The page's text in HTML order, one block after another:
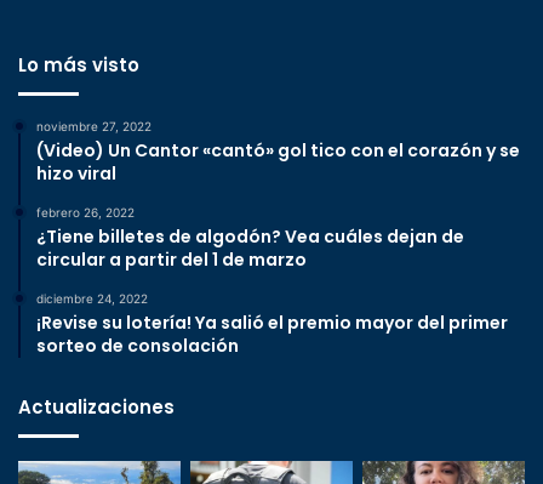
Lo más visto
noviembre 27, 2022
(Video) Un Cantor «cantó» gol tico con el corazón y se
hizo viral
febrero 26, 2022
¿Tiene billetes de algodón? Vea cuáles dejan de
circular a partir del 1 de marzo
diciembre 24, 2022
¡Revise su lotería! Ya salió el premio mayor del primer
sorteo de consolación
Actualizaciones